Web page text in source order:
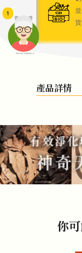
頭像生成器: 快樂家庭網上店
1
貨
產品詳情
你